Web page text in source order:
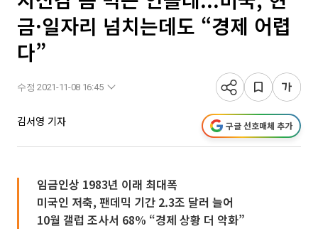
금·일자리 넘치는데도 “경제 어렵
다”
수정 2021-11-08 16:45
김서영 기자 구글 선호매체 추가
임금인상 1983년 이래 최대폭
미국인 저축, 팬데믹 기간 2.3조 달러 늘어
10월 갤럽 조사서 68% “경제 상황 더 악화”